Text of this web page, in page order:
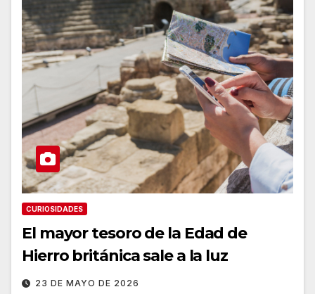
CURIOSIDADES
El mayor tesoro de la Edad de
Hierro británica sale a la luz
23 DE MAYO DE 2026